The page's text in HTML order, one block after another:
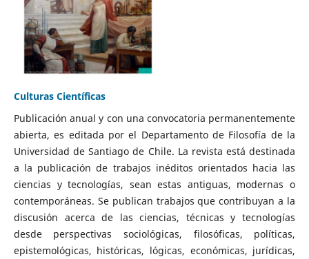
Culturas Científicas
Publicación anual y con una convocatoria permanentemente
abierta, es editada por el Departamento de Filosofía de la
Universidad de Santiago de Chile. La revista está destinada
a la publicación de trabajos inéditos orientados hacia las
ciencias y tecnologías, sean estas antiguas, modernas o
contemporáneas. Se publican trabajos que contribuyan a la
discusión acerca de las ciencias, técnicas y tecnologías
desde perspectivas sociológicas, filosóficas, políticas,
epistemológicas, históricas, lógicas, económicas, jurídicas,